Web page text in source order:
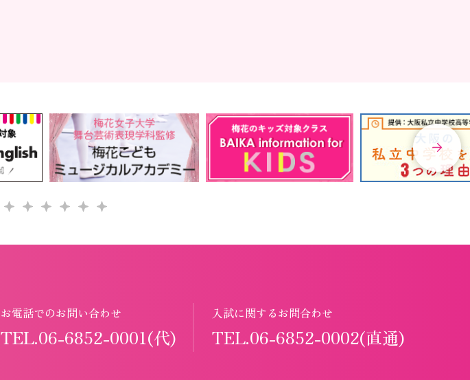
お電話でのお問い合わせ
TEL.06-6852-0001(代)
入試に関するお問合わせ
TEL.06-6852-0002(直通)